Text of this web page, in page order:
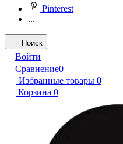
Pinterest
...
Поиск
Войти
Сравнение0
Избранные товары 0
Корзина 0